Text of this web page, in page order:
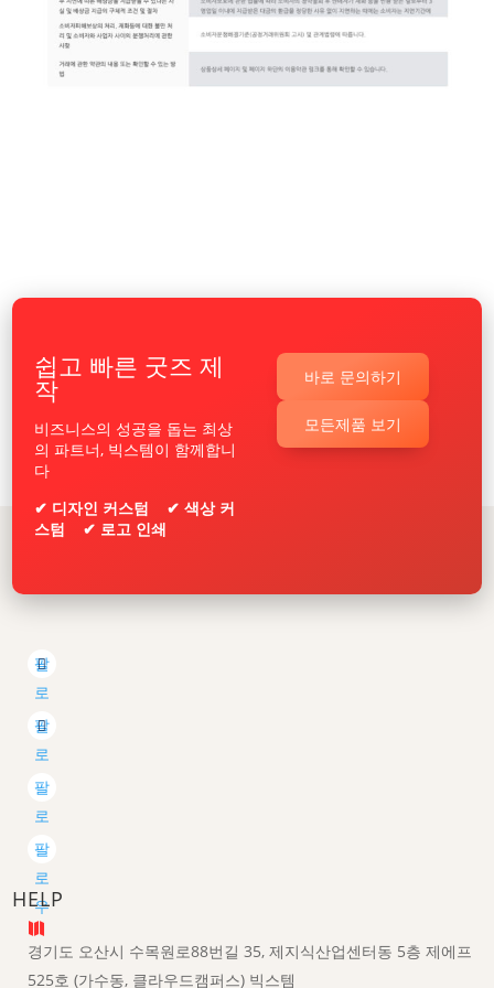
쉽고 빠른 굿즈 제
작
비즈니스의 성공을 돕는 최상
의 파트너, 빅스템이 함께합니
다
✔ 디자인 커스텀 ✔ 색상 커
스텀 ✔ 로고 인쇄
바로 문의하기
모든제품 보기
팔
로
우
팔
로
우
팔
로
우
팔
로
우
HELP

경기도 오산시 수목원로88번길 35, 제지식산업센터동 5층 제에프
525호 (가수동, 클라우드캠퍼스) 빅스템